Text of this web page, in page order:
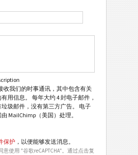
收我们的时事通讯，其中包含有关
用信息。 每年大约 4 封电子邮件，
圾邮件，没有第三方广告。 电子
MailChimp（美国）处理。
保护 ，以便能够发送消息。
使用 "谷歌reCAPTCHA"。通过点击复